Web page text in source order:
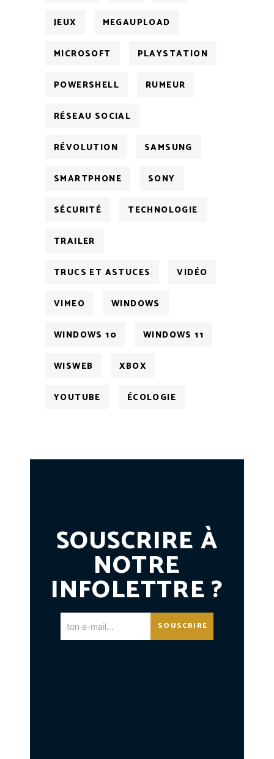
JEUX MEGAUPLOAD
MICROSOFT PLAYSTATION
POWERSHELL RUMEUR
RÉSEAU SOCIAL
RÉVOLUTION SAMSUNG
SMARTPHONE SONY
SÉCURITÉ TECHNOLOGIE
TRAILER
TRUCS ET ASTUCES VIDÉO
VIMEO WINDOWS
WINDOWS 10 WINDOWS 11
WISWEB XBOX
YOUTUBE ÉCOLOGIE
SOUSCRIRE À
NOTRE
INFOLETTRE ?
SOUSCRIRE